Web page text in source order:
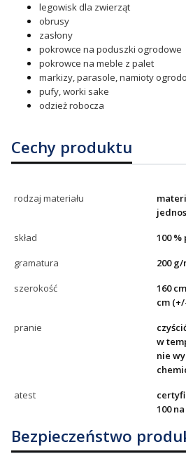
legowisk dla zwierząt
obrusy
zasłony
pokrowce na poduszki ogrodowe
pokrowce na meble z palet
markizy, parasole, namioty
pufy, worki sake
odzież robocza
Cechy produktu
rodzaj materiału
skład
100
gramatura
200 g/
szerokość
160
cm
pranie
w
nie
atest
100
Bezpieczeństwo